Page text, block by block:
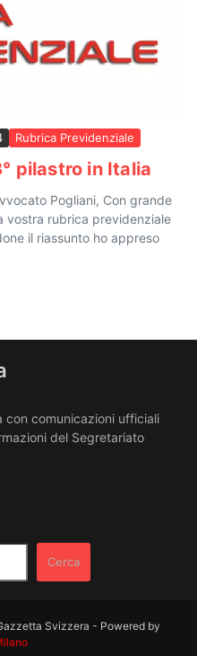
Rubrica Previdenziale
pilastro in Italia
Pogliani, Con grande
vostra rubrica previdenziale
il riassunto ho appreso
con comunicazioni ufficiali
del Segretariato
Cerca
Svizzera - Powered by